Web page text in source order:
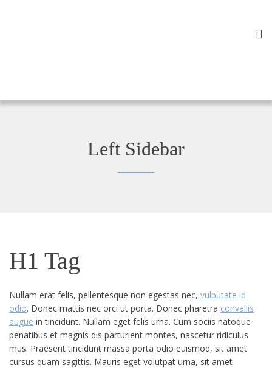
Left Sidebar
H1 Tag
Nullam erat felis, pellentesque non egestas nec, vulputate id
odio. Donec mattis nec orci ut porta. Donec pharetra convallis
augue in tincidunt. Nullam eget felis urna. Cum sociis natoque
penatibus et magnis dis parturient montes, nascetur ridiculus
mus. Praesent tincidunt massa porta odio euismod, sit amet
cursus quam sagittis. Mauris eget volutpat urna, sit amet